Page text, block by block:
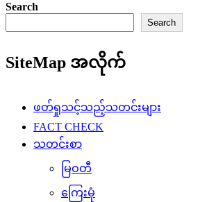
Search
Search
SiteMap အလိုက်
ဖတ်ရှုသင့်သည့်သတင်းများ
FACT CHECK
သတင်းစာ
မြဝတီ
ကြေးမုံ